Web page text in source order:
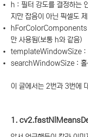
h : 필터 강도를 결정하는
지만 잡음이 아닌 픽셀도
hForColorComponents :
만 사용됨(보통 h와 같음)
templateWindowSize :
searchWindowSize : 홀
이 글에서는 2번과 3번에
1.